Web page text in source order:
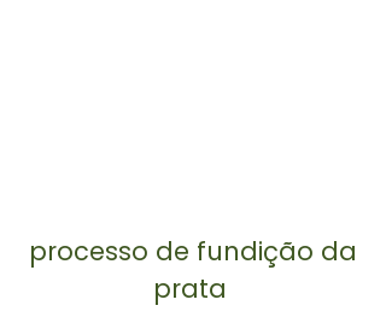
processo de fundição da
prata